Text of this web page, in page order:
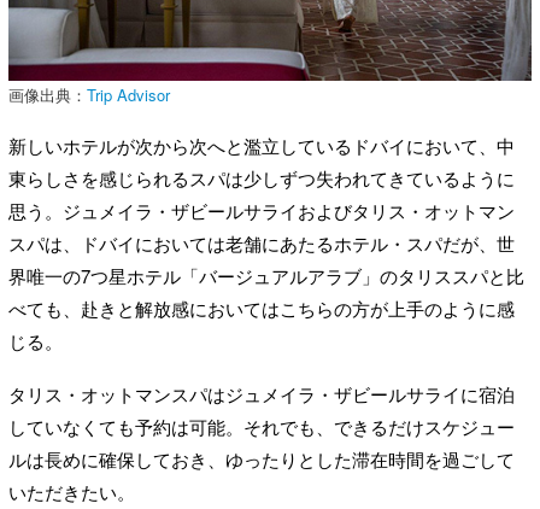
画像出典： Trip Advisor
新しいホテルが次から次へと濫立しているドバイにおいて、中
東らしさを感じられるスパは少しずつ失われてきているように
思う。ジュメイラ・ザビールサライおよびタリス・オットマン
スパは、ドバイにおいては老舗にあたるホテル・スパだが、世
界唯一の7つ星ホテル「バージュアルアラブ」のタリススパと比
べても、赴きと解放感においてはこちらの方が上手のように感
じる。
タリス・オットマンスパはジュメイラ・ザビールサライに宿泊
していなくても予約は可能。それでも、できるだけスケジュー
ルは長めに確保しておき、ゆったりとした滞在時間を過ごして
いただきたい。